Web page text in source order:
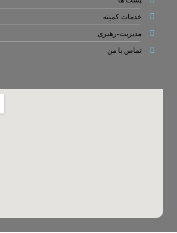
خدمات کمیته
مدیریت-رهبری
تماس با من